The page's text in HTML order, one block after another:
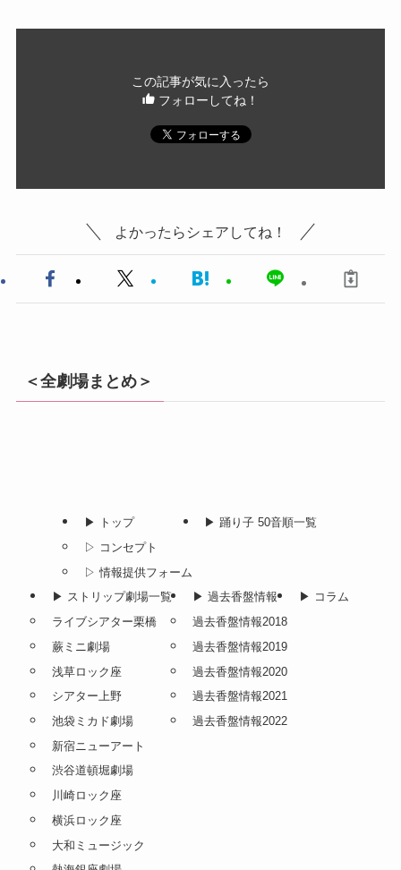
この記事が気に入ったら
フォローしてね！
よかったらシェアしてね！
＜全劇場まとめ＞
▶︎ トップ
▷ コンセプト
▷ 情報提供フォーム
▶︎ 踊り子 50音順一覧
▶︎ ストリップ劇場一覧
ライブシアター栗橋
蕨ミニ劇場
浅草ロック座
シアター上野
池袋ミカド劇場
新宿ニューアート
渋谷道頓堀劇場
川崎ロック座
横浜ロック座
大和ミュージック
▶︎ 過去香盤情報
過去香盤情報2018
過去香盤情報2019
過去香盤情報2020
過去香盤情報2021
過去香盤情報2022
▶︎ コラム